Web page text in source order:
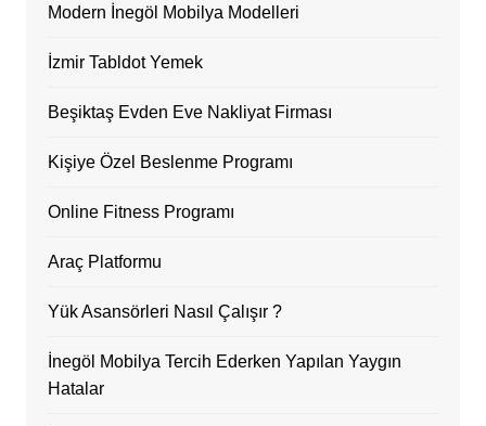
Modern İnegöl Mobilya Modelleri
İzmir Tabldot Yemek
Beşiktaş Evden Eve Nakliyat Firması
Kişiye Özel Beslenme Programı
Online Fitness Programı
Araç Platformu
Yük Asansörleri Nasıl Çalışır ?
İnegöl Mobilya Tercih Ederken Yapılan Yaygın
Hatalar